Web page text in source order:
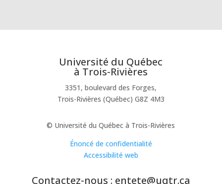
Université du Québec
à Trois-Rivières
3351, boulevard des Forges,
Trois-Rivières (Québec) G8Z 4M3
© Université du Québec à Trois-Rivières
Énoncé de confidentialité
Accessibilité web
Contactez-nous : entete@uqtr.ca